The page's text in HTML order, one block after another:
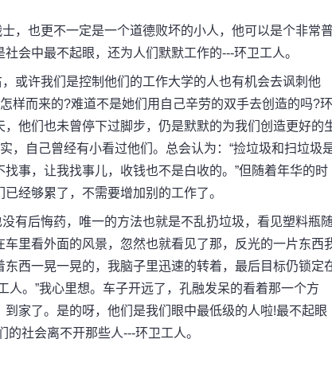
也更不一定是一个道德败坏的小人，他可以是个非常
会中最不起眼，还为人们默默工作的---环卫工人。
许我们是控制他们的工作大学的人也有机会去讽刺他
样而来的?难道不是她们用自己辛劳的双手去创造的吗?环
他们也未曾停下过脚步，仍是默默的为我们创造更好的
，自己曾经有小看过他们。总会认为：“捡垃圾和扫垃圾
事，让我找事儿，收钱也不是白收的。”但随着年华的时
经够累了，不需要增加别的工作了。
后悔药，唯一的方法也就是不乱扔垃圾，看见塑料瓶
里看外面的风景，忽然也就看见了那，反光的一片东西
西一晃一晃的，我脑子里迅速的转着，最后目标仍锁定
。”我心里想。车子开远了，孔融发呆的看着那一个方
家了。是的呀，他们是我们眼中最低级的人啦!最不起眼
社会离不开那些人---环卫工人。